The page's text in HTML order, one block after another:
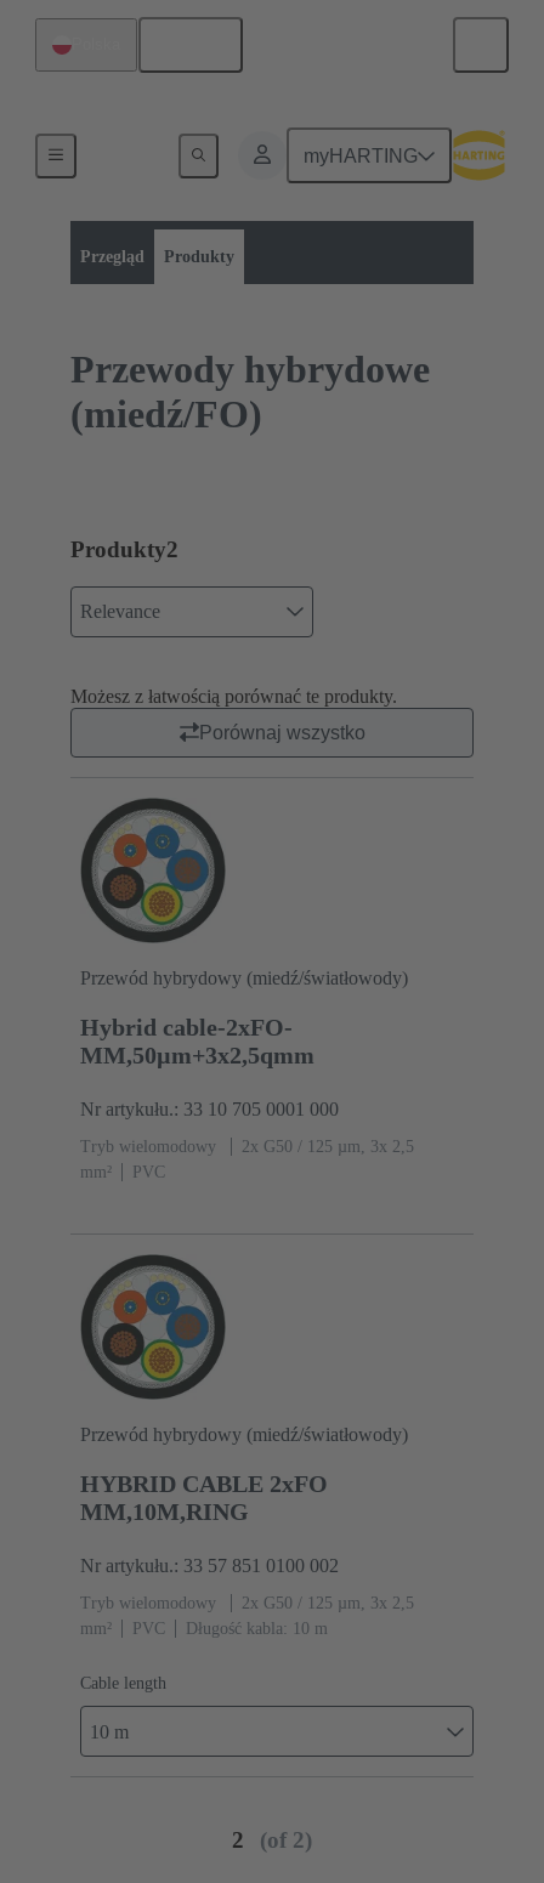
myHARTING
Przegląd Produkty
Przewody hybrydowe
Przewody hybrydowe
(miedź/FO)
Produkty2
Relevance
Możesz z łatwością porównać te produkty.
Porównaj wszystko
Przewód hybrydowy (miedź/światłowody)
Hybrid cable-2xFO-
MM,50µm+3x2,5qmm
Nr artykułu.: 33 10 705 0001 000
Tryb wielomodowy
2x G50 / 125 µm, 3x 2,5
mm²
PVC
Przewód hybrydowy (miedź/światłowody)
HYBRID CABLE 2xFO
MM,10M,RING
Nr artykułu.: 33 57 851 0100 002
Tryb wielomodowy
2x G50 / 125 µm, 3x 2,5
mm²
PVC Długość kabla: 10 m
Cable length
10 m
2 (of 2)